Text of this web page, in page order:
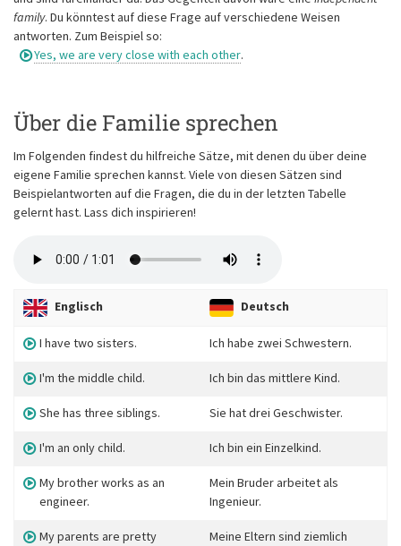
family. Du könntest auf diese Frage auf verschiedene Weisen
antworten. Zum Beispiel so:
Yes, we are very close with each other.
Über die Familie sprechen
Im Folgenden findest du hilfreiche Sätze, mit denen du über deine
eigene Familie sprechen kannst. Viele von diesen Sätzen sind
Beispielantworten auf die Fragen, die du in der letzten Tabelle
gelernt hast. Lass dich inspirieren!
Englisch Deutsch
I have two sisters. Ich habe zwei Schwestern.
I'm the middle child. Ich bin das mittlere Kind.
She has three siblings. Sie hat drei Geschwister.
I'm an only child. Ich bin ein Einzelkind.
My brother works as an
engineer.
Mein Bruder arbeitet als
Ingenieur.
My parents are pretty
Meine Eltern sind ziemlich